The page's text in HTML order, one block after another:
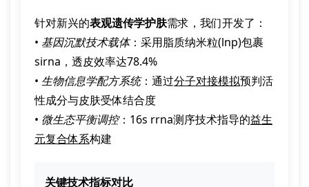
针对新兴的表观遗传学护肤需求，我们开发了：
• 基因沉默技术载体：采用脂质纳米粒(lnp)包裹
sirna，透皮效率达78.4%
• 生物信息学配方系统：通过分子对接模拟预判活
性成分与皮肤受体结合度
• 微生态平衡调控：16s rrna测序技术指导的益生
元复合体系构建
关键技术指标对比